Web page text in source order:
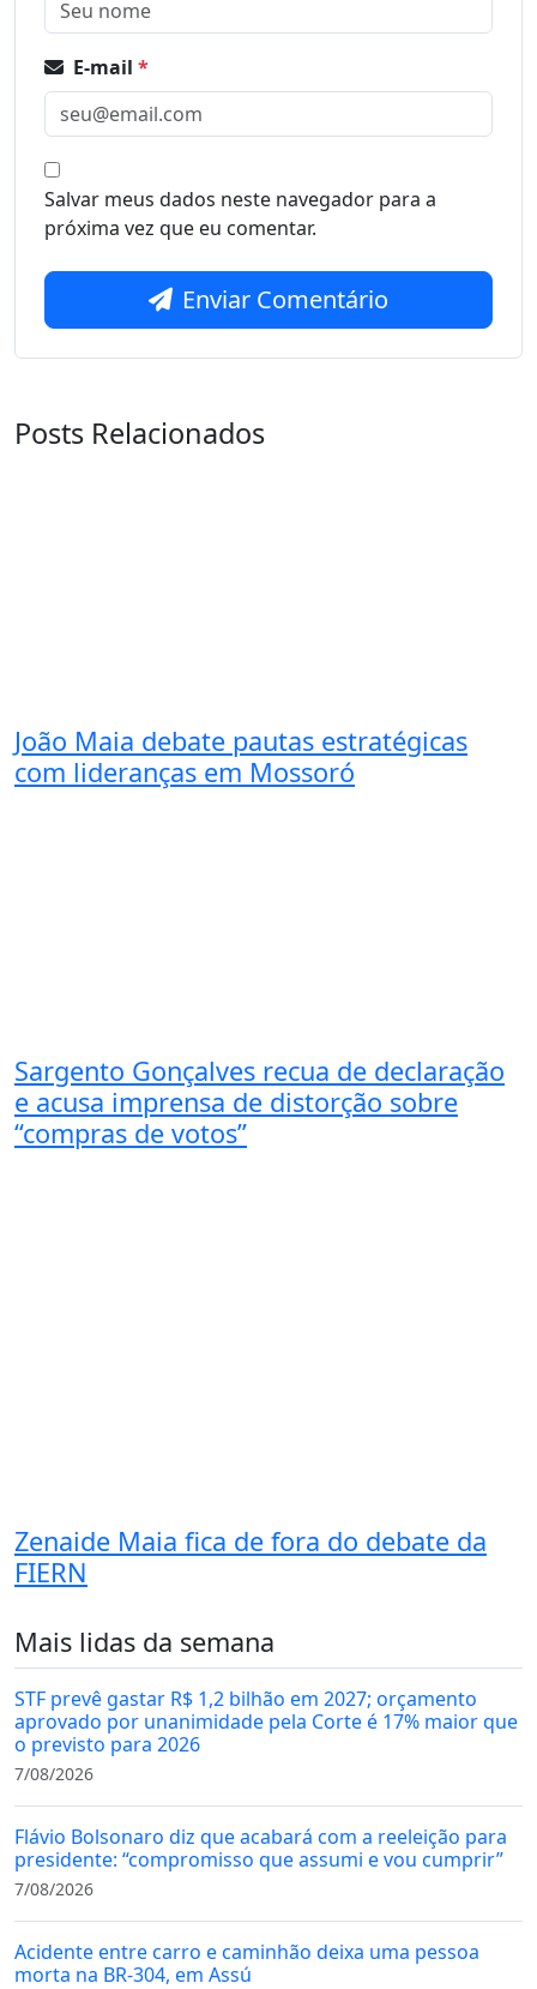
E-mail *
Salvar meus dados neste navegador para a
próxima vez que eu comentar.
Enviar Comentário
Posts Relacionados
João Maia debate pautas estratégicas
com lideranças em Mossoró
Sargento Gonçalves recua de declaração
e acusa imprensa de distorção sobre
“compras de votos”
Zenaide Maia fica de fora do debate da
FIERN
Mais lidas da semana
STF prevê gastar R$ 1,2 bilhão em 2027; orçamento
aprovado por unanimidade pela Corte é 17% maior que
o previsto para 2026
7/08/2026
Flávio Bolsonaro diz que acabará com a reeleição para
presidente: “compromisso que assumi e vou cumprir”
7/08/2026
Acidente entre carro e caminhão deixa uma pessoa
morta na BR-304, em Assú